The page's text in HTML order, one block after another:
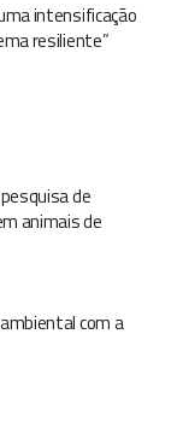
intensificação
resiliente”
de
animais de
com a